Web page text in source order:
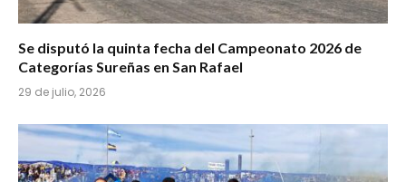
Se disputó la quinta fecha del Campeonato 2026 de
Categorías Sureñas en San Rafael
29 de julio, 2026